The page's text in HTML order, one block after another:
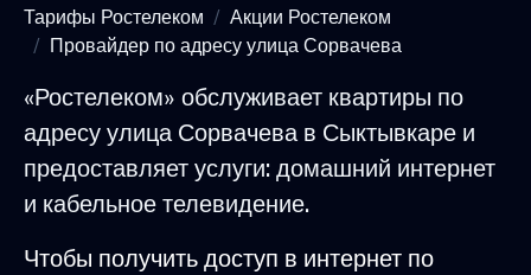
Тарифы Ростелеком
Акции Ростелеком
Провайдер по адресу улица Сорвачева
«Ростелеком» обслуживает квартиры по
адресу улица Сорвачева в Сыктывкаре и
предоставляет услуги: домашний интернет
и кабельное телевидение.
Чтобы получить доступ в интернет по